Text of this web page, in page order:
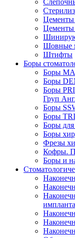
Цементы
Цементы
Шовные
Штифты
Боры
Боры
Боры
Боры
Груп
Боры
Боры
Боры для
Боры
Фрезы
Кофры.
Боры и